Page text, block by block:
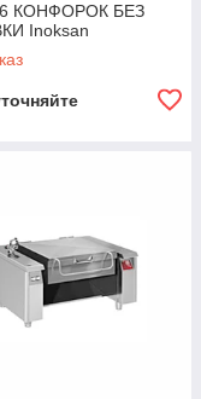
6 КОНФОРОК БЕЗ
Inoksan